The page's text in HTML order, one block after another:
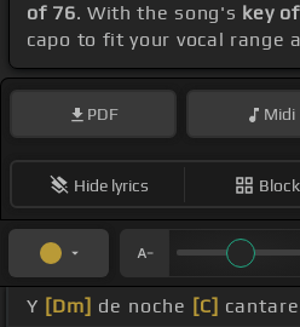
of 76. With the song's key
capo to fit your vocal range
PDF Midi
Hide lyrics
Y [Dm] de noche [C]